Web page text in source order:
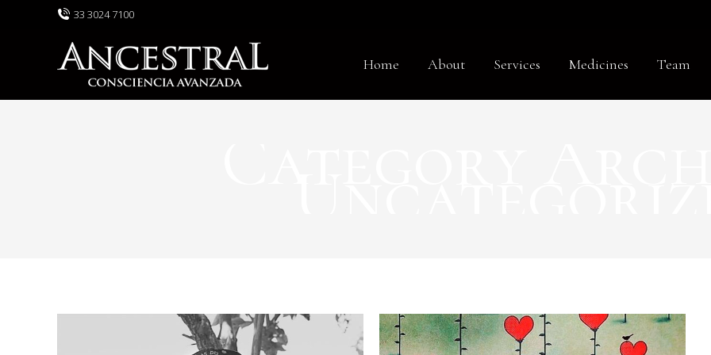
33 3024 7100
Home About Services Medicines Team